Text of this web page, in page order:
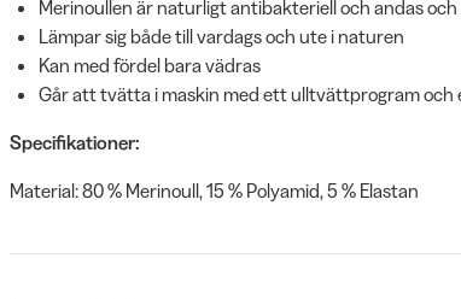
Merinoullen är naturligt antibakteriell och andas
Lämpar sig både till vardags och ute i naturen
Kan med fördel bara vädras
Går att tvätta i maskin med ett ulltvättprogram
Specifikationer:
Material: 80 % Merinoull, 15 % Polyamid, 5 % Elastan